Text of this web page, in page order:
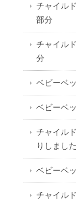
チャイル
部分
チャイル
分
ベビーベ
ベビーベ
チャイル
りしました
ベビーベ
チャイル